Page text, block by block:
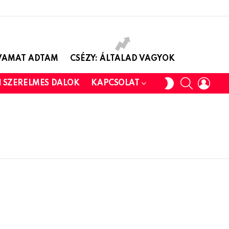
ADTAM CSÉZY: ÁLTALAD VAGYOK
SZERELMES DALOK KAPCSOLAT
SWITCH
SKIN
SEARCH